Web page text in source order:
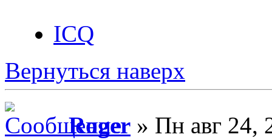
ICQ
Вернуться наверх
Roger » Пн авг 24,